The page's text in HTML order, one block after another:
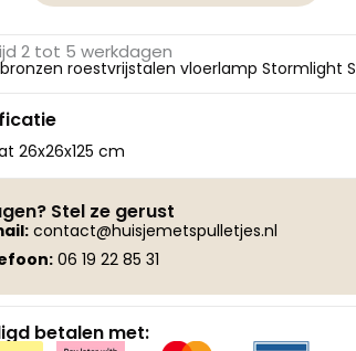
2 tot 5 werkdagen
roestvrijstalen vloerlamp Stormlight S
26x26x125 cm
Stel ze gerust
contact@huisjemetspulletjes.nl
06 19 22 85 31
betalen met: